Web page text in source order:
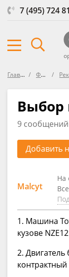
7 (495) 724
Главная Форум
Выбор
9 сообщений
Добавить
Malcyt
На
1. Машина
кузове
2. Двигатель